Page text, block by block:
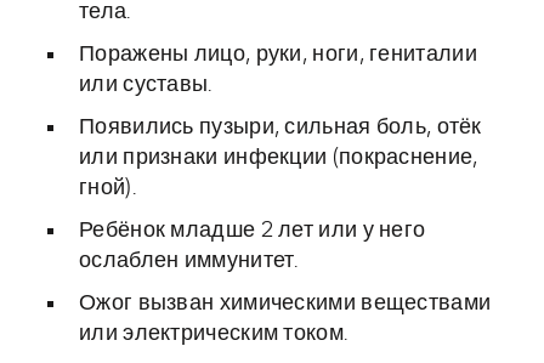
тела.
Поражены лицо, руки, ноги, гениталии
или суставы.
Появились пузыри, сильная боль, отёк
или признаки инфекции (покраснение,
гной).
Ребёнок младше 2 лет или у него
ослаблен иммунитет.
Ожог вызван химическими веществами
или электрическим током.